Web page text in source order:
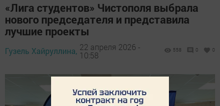
«Лига студентов» Чистополя выбрала
нового председателя и представила
лучшие проекты
Гузель Хайруллина, 22 апреля 2026 -
10:58
558 0 0